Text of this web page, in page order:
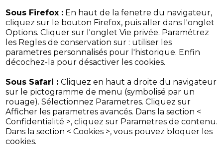
Sous Firefox : En haut de la fenetre du navigateur,
cliquez sur le bouton Firefox, puis aller dans l'onglet
Options. Cliquer sur l'onglet Vie privée. Paramétrez
les Regles de conservation sur : utiliser les
parametres personnalisés pour l'historique. Enfin
décochez-la pour désactiver les cookies.
Sous Safari : Cliquez en haut a droite du navigateur
sur le pictogramme de menu (symbolisé par un
rouage). Sélectionnez Parametres. Cliquez sur
Afficher les parametres avancés. Dans la section <
Confidentialité >, cliquez sur Parametres de contenu.
Dans la section < Cookies >, vous pouvez bloquer les
cookies.